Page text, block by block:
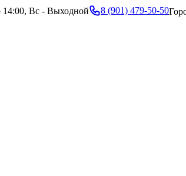
14:00, Вс - Выходной 8 (901) 479-50-50